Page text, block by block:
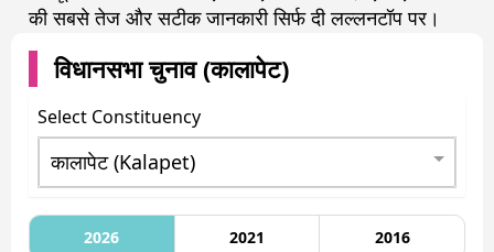
की सबसे तेज और सटीक जानकारी सिर्फ दी लल्लनटॉप पर।
विधानसभा चुनाव (कालापेट)
Select Constituency
2026 2021 2016